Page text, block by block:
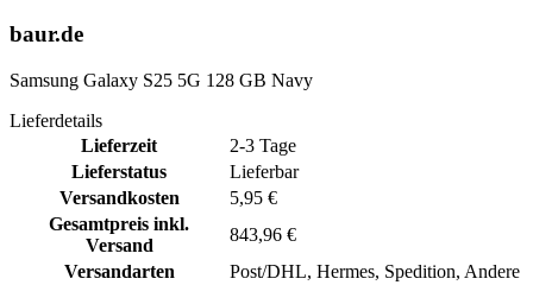
baur.de
Samsung Galaxy S25 5G 128 GB Navy
Lieferdetails
Lieferzeit
2-3 Tage
Lieferstatus
Lieferbar
Versandkosten
5,95 €
Gesamtpreis inkl.
Versand
843,96 €
Versandarten
Post/DHL, Hermes, Spedition, Andere